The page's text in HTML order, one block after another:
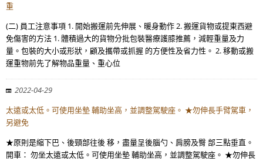
重
(二) 員工注意事項 1. 開始搬運前先伸展、暖身動作 2. 搬運貨物或提東西避
免傷害的方法 1. 體積過大的貨物分批包裝醫療護膝推薦，減輕重量及力
量。包裝的大小或形狀，顧及攜帶或抓握 的方便性及省力性。 2. 移動或搬
運重物前先了解物品重量、重心位
2022-04-29
太遠或太低。可使用坐墊 輔助坐高，並調整駕駛座。 ★勿伸長手臂駕車，
另避免
★原則是縮下巴、後頸部往後 移，盡量呈後腦勺、肩膀及臀 部三點垂直。
開車： 勿坐太遠或太低。可使用坐墊 輔助坐高，並調整駕駛座。 ★勿伸長